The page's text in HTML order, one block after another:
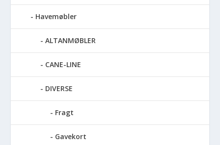
Havemøbler
ALTANMØBLER
CANE-LINE
DIVERSE
Fragt
Gavekort